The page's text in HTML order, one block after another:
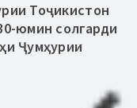
Тоҷикистон
юмин солгарди
Ҷумҳурии